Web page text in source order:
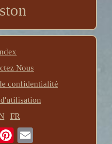
Nous
confidentialité
FR